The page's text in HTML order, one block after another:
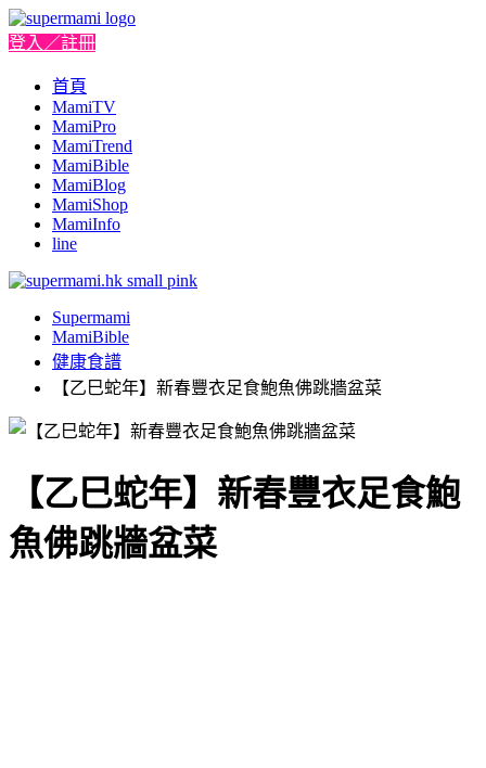
登入／註冊
首頁
MamiTV
MamiPro
MamiTrend
MamiBible
MamiBlog
MamiShop
MamiInfo
line
Supermami
MamiBible
健康食譜
【乙巳蛇年】新春豐衣足食鮑魚佛跳牆盆菜
【乙巳蛇年】新春豐衣足食鮑
魚佛跳牆盆菜